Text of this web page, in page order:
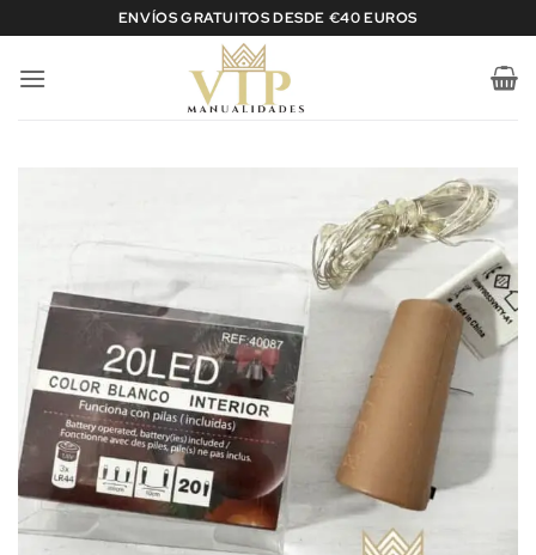
al
contenido
ENVÍOS GRATUITOS DESDE €40 EUROS